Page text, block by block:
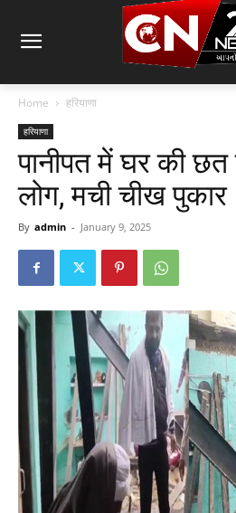
Home हरियाणा
हरियाणा
पानीपत में घर की
लोग, मची चीख पुकार
By admin - January 9, 2025